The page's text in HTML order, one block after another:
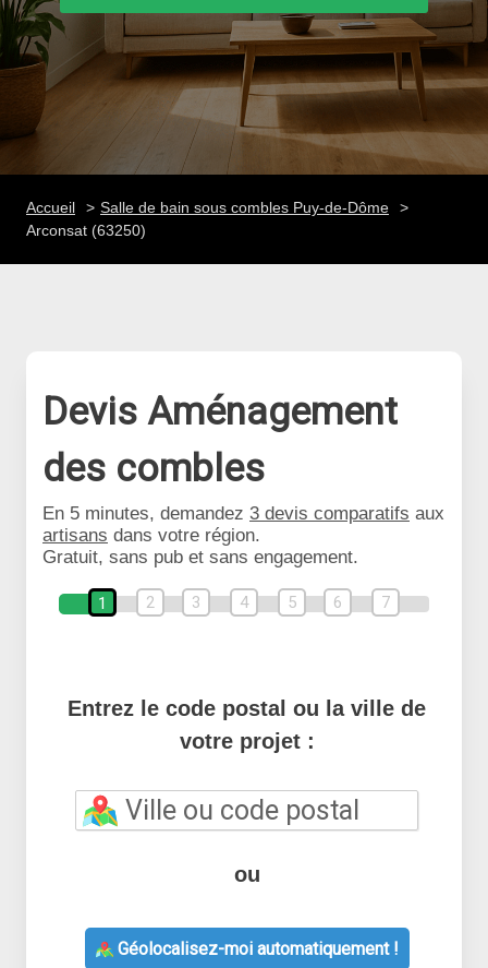
Accueil
Salle de bain sous combles Puy-de-Dôme
Arconsat (63250)
Devis Aménagement
des combles
En 5 minutes, demandez 3 devis comparatifs aux
artisans dans votre région.
Gratuit, sans pub et sans engagement.
1 2 3 4 5 6 7
Entrez le code postal ou la ville de
votre projet :
ou
Géolocalisez-moi automatiquement !